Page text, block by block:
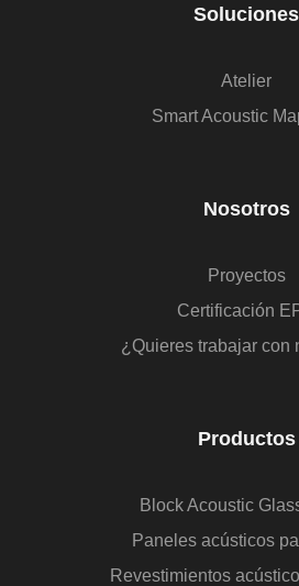
Soluciones
Atelier
Smart Acoustic
Nosotros
Proyectos
Certificación
¿Quieres trabajar con
Productos
Block Acoustic
Paneles acústicos
Revestimientos